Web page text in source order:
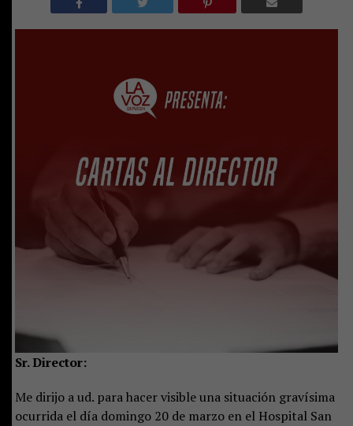
Sr. Director:
Me dirijo a ud. para hacer visible una situación gravísima
ocurrida el día domingo 20 de marzo en el Hospital San